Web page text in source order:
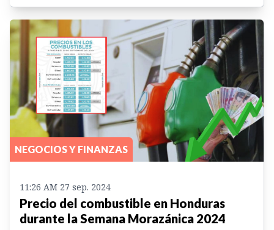
NEGOCIOS Y FINANZAS
11:26 AM 27 sep. 2024
Precio del combustible en Honduras
durante la Semana Morazánica 2024